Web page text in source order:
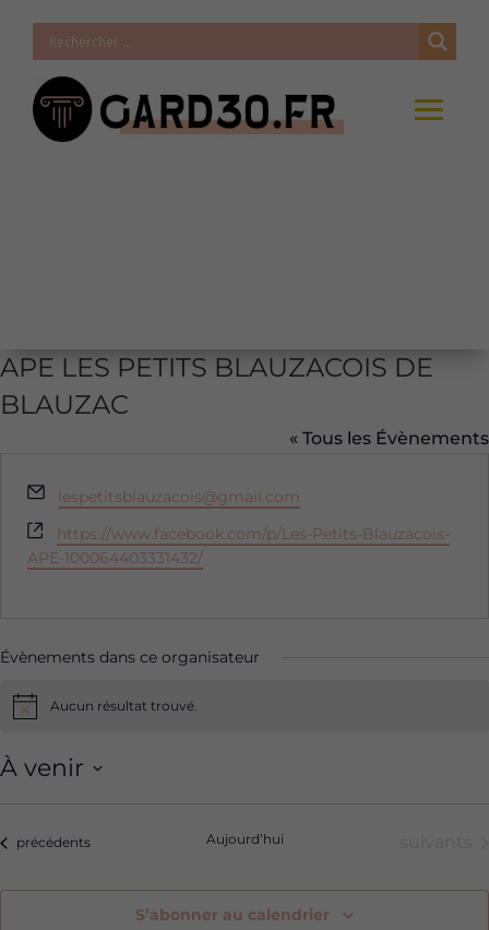
APE LES PETITS BLAUZACOIS DE
BLAUZAC
« Tous les Évènements
Email
lespetitsblauzacois@gmail.com
Site
web
https://www.facebook.com/p/Les-Petits-Blauzacois-
APE-100064403331432/
Évènements dans ce organisateur
NoticeAucun résultat trouvé.
À venir
Évènements
précédents Aujourd’hui
S’abonner au calendrier